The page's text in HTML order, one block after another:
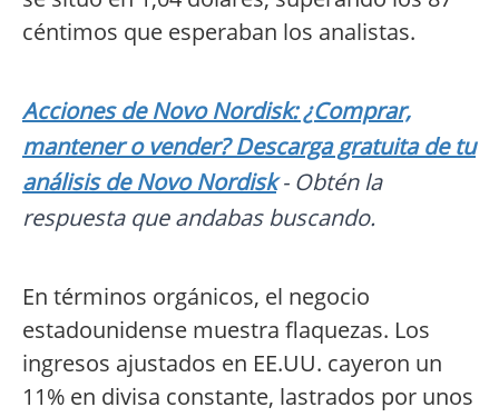
céntimos que esperaban los analistas.
Acciones de Novo Nordisk: ¿Comprar,
mantener o vender? Descarga gratuita de tu
análisis de Novo Nordisk- Obtén la
respuesta que andabas buscando.
En términos orgánicos, el negocio
estadounidense muestra flaquezas. Los
ingresos ajustados en EE.UU. cayeron un
11% en divisa constante, lastrados por unos